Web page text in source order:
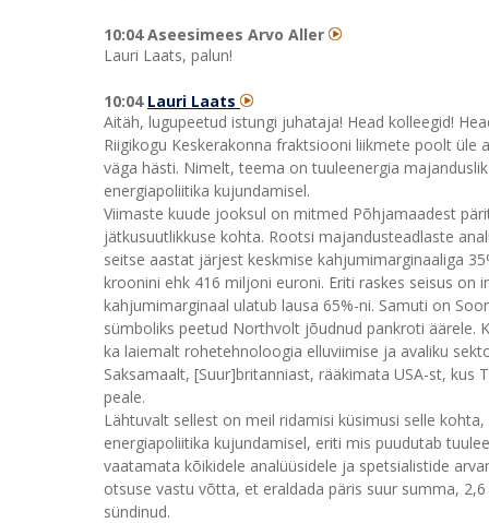
10:04 Aseesimees Arvo Aller
Lauri Laats, palun!
10:04 Lauri Laats
Aitäh, lugupeetud istungi juhataja! Head kolleegid!
Riigikogu Keskerakonna fraktsiooni liikmete poolt üle
väga hästi. Nimelt, teema on tuuleenergia
energiapoliitika kujundamisel.
Viimaste kuude jooksul on mitmed Põhjamaadest
jätkusuutlikkuse kohta. Rootsi majandusteadlaste
seitse aastat järjest keskmise kahjumimarginaaliga
kroonini ehk 416 miljoni euroni. Eriti raskes seisus on
kahjumimarginaal ulatub lausa 65%-ni. Samuti on
sümboliks peetud Northvolt jõudnud pankroti äärele.
ka laiemalt rohetehnoloogia elluviimise ja avaliku
Saksamaalt, [Suur]britanniast, rääkimata USA-st,
peale.
Lähtuvalt sellest on meil ridamisi küsimusi selle
energiapoliitika kujundamisel, eriti mis puudutab
vaatamata kõikidele analüüsidele ja spetsialistide
otsuse vastu võtta, et eraldada päris suur summa,
sündinud.